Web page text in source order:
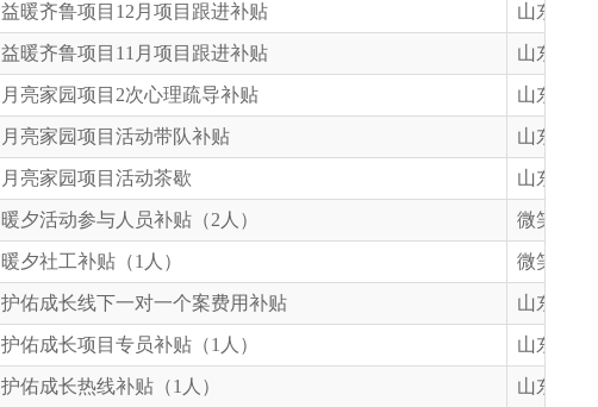
益暖齐鲁项目12月项目跟进补贴 山东省慈
益暖齐鲁项目11月项目跟进补贴 山东省慈
月亮家园项目2次心理疏导补贴 山东高速
月亮家园项目活动带队补贴 山东高速
月亮家园项目活动茶歇 山东高速
暖夕活动参与人员补贴（2人） 微笑明天
暖夕社工补贴（1人） 微笑明天
护佑成长线下一对一个案费用补贴 山东省慈
护佑成长项目专员补贴（1人） 山东省慈
护佑成长热线补贴（1人） 山东省慈